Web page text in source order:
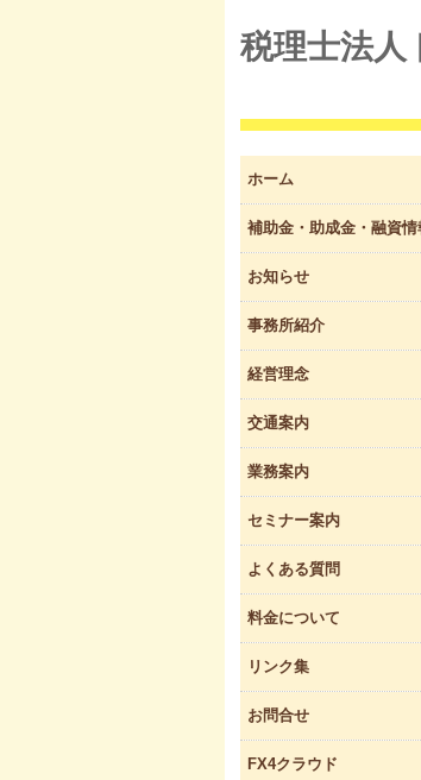
税理士法人
ホーム
補助金・助成金・融資情
お知らせ
事務所紹介
経営理念
交通案内
業務案内
セミナー案内
よくある質問
料金について
リンク集
お問合せ
FX4クラウド